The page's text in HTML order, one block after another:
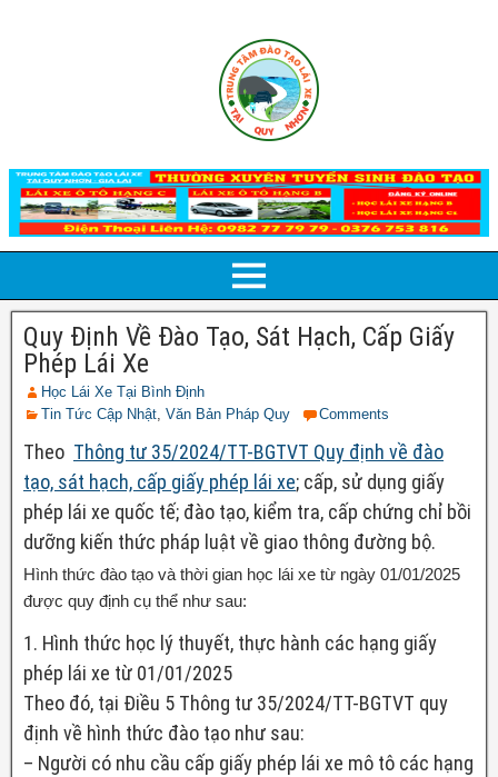
Quy Định Về Đào Tạo, Sát Hạch, Cấp Giấy
Phép Lái Xe
Học Lái Xe Tại Bình Định
Tin Tức Cập Nhật Văn Bản Pháp Quy Comments
Theo Thông tư 35/2024/TT-BGTVT Quy định về đào
tạo, sát hạch, cấp giấy phép lái xe; cấp, sử dụng giấy
phép lái xe quốc tế; đào tạo, kiểm tra, cấp chứng chỉ bồi
dưỡng kiến thức pháp luật về giao thông đường bộ.
Hình thức đào tạo và thời gian học lái xe từ ngày 01/01/2025
được quy định cụ thể như sau:
1. Hình thức học lý thuyết, thực hành các hạng giấy
phép lái xe từ 01/01/2025
Theo đó, tại Điều 5 Thông tư 35/2024/TT-BGTVT quy
định về hình thức đào tạo như sau:
– Người có nhu cầu cấp giấy phép lái xe mô tô các hạng